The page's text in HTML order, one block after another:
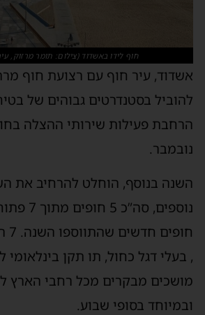
חוף לידו באשדוד (צילום: תומר מרזוק,
עיר חוף עם רצועת חוף
בסטנדרטים גבוהים של
פעילות שירותי ההצלה
בנוסף, הוחלט להרחיב את
חופים
דגל כחול, תו תקן בינלאומי
מבקרים מכל רחבי הארץ
בסופי שבוע.